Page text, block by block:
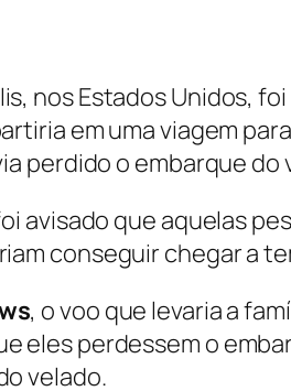
nos Estados Unidos,
em uma viagem
perdido o embarque do
avisado que aquelas
conseguir chegar a
, o voo que levaria a
eles perdessem o
velado.